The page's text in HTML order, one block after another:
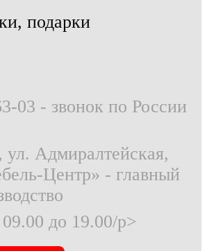
подарки
03 - звонок по России
ул. Адмиралтейская,
Центр» - главный
до 19.00/p>